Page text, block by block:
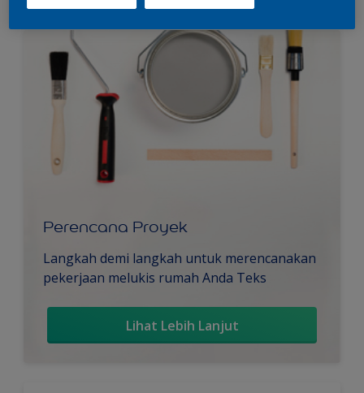
Perencana Proyek
Langkah demi langkah untuk merencanakan
pekerjaan melukis rumah Anda Teks
Lihat Lebih Lanjut